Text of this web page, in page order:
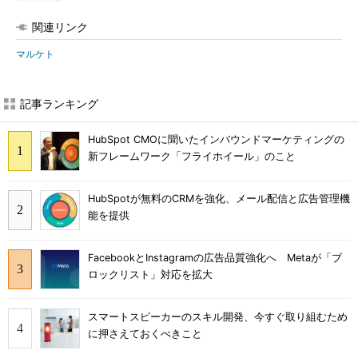
関連リンク
マルケト
記事ランキング
HubSpot CMOに聞いたインバウンドマーケティングの
新フレームワーク「フライホイール」のこと
HubSpotが無料のCRMを強化、メール配信と広告管理機
能を提供
FacebookとInstagramの広告品質強化へ Metaが「ブ
ロックリスト」対応を拡大
スマートスピーカーのスキル開発、今すぐ取り組むため
に押さえておくべきこと